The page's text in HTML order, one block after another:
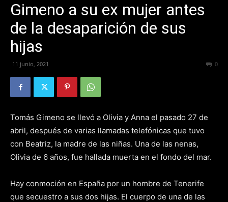
Gimeno a su ex mujer antes
de la desaparición de sus
hijas
11 junio, 2021 0
Tomás Gimeno se llevó a Olivia y Anna el pasado 27 de
abril, después de varias llamadas telefónicas que tuvo
con Beatriz, la madre de las niñas. Una de las nenas,
Olivia de 6 años, fue hallada muerta en el fondo del mar.
Hay conmoción en España por un hombre de Tenerife
que secuestro a sus dos hijas. El cuerpo de una de las